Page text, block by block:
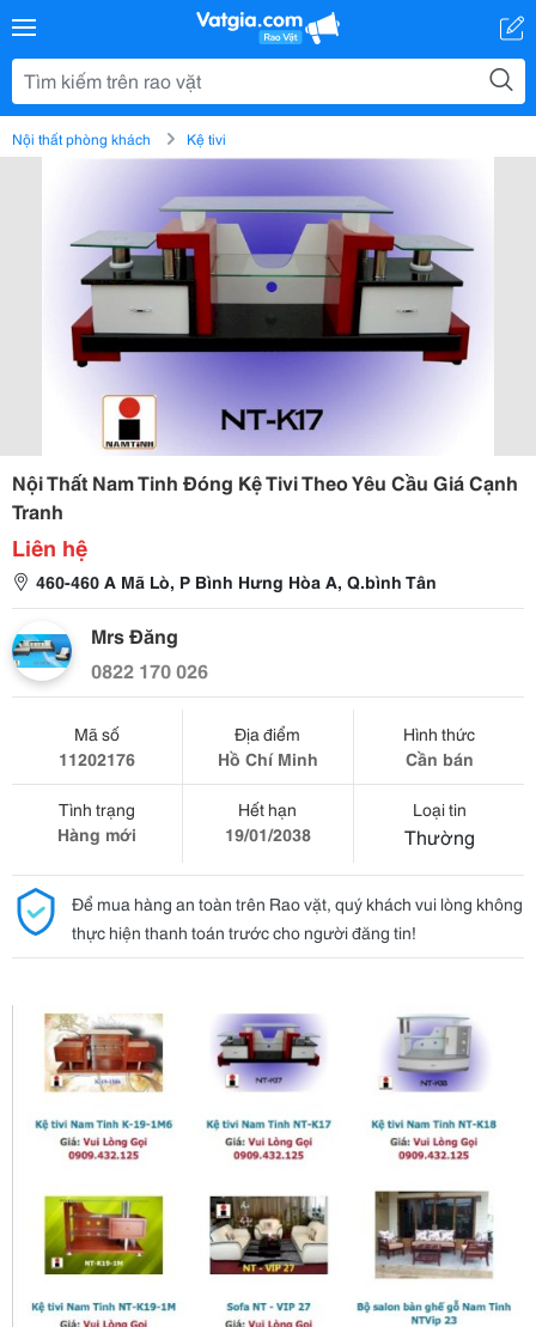
Nội thất phòng khách Kệ tivi
Nội Thất Nam Tinh Đóng Kệ Tivi Theo Yêu Cầu Giá Cạnh
Tranh
Liên hệ
460-460 A Mã Lò, P Bình Hưng Hòa A, Q.bình Tân
Mrs Đăng
0822 170 026
Mã số
11202176
Địa điểm
Hồ Chí Minh
Hình thức
Cần bán
Tình trạng
Hàng mới
Hết hạn
19/01/2038
Loại tin
Thường
Để mua hàng an toàn trên Rao vặt, quý khách vui lòng không
thực hiện thanh toán trước cho người đăng tin!